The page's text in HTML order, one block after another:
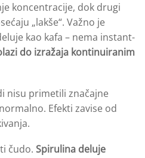
koncentracije, dok drugi
„lakše“. Važno je
kao kafa – nema instant-
do izražaja kontinuiranim
nisu primetili značajne
Efekti zavise od
čudo. Spirulina deluje